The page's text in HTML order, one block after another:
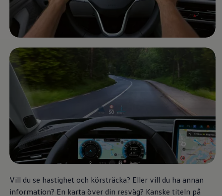
Modellspecifika tillbehör
Däck och fälg
Originaldelar
Bytesdelar
Ekonomidelar
Classic Parts
Volkswagenkortet
Förmåner och erbjudanden
Frågor och svar
Reseförsäkring
Viktig kundinformation
Mobilitetsgaranti
Varnings- och kontrollampor
Återkallelser
2G/3G-nätet stängs ned – hur påverkas min
Dieselfrågan
Mjukvaruuppdatering för förbränningsbilar
Hitta serviceverkstad
Information om myVolkswagen
Hjälp med appar och digitala tjänster
Vill du se hastighet och körsträcka? Eller vill du ha annan
information? En karta över din resväg? Kanske titeln på